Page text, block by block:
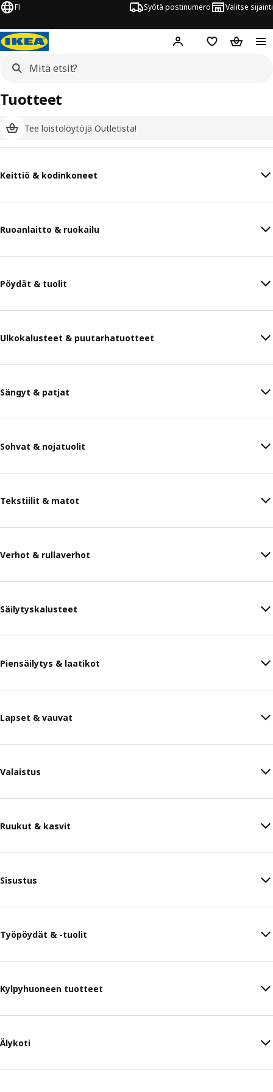
FI Syötä postinumero Valitse sijainti
Hej! Kirjaudu sisään
Suosikit
Tee loistolöytöjä Outletista!
Tuotteet
Keittiö & kodinkoneet
Ruoanlaitto & ruokailu
Pöydät & tuolit
Ulkokalusteet & puutarhatuotteet
Sängyt & patjat
Sohvat & nojatuolit
Tekstiilit & matot
Verhot & rullaverhot
Säilytyskalusteet
Piensäilytys & laatikot
Lapset & vauvat
Valaistus
Ruukut & kasvit
Sisustus
Työpöydät & -tuolit
Kylpyhuoneen tuotteet
Älykoti